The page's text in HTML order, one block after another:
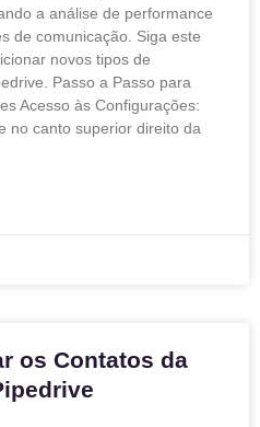
a análise de performance
de comunicação. Siga este
novos tipos de
Passo a Passo para
Acesso às Configurações:
no canto superior direito da
os Contatos da